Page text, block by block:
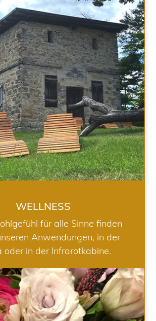
WELLNESS
WELLNESS
für alle Sinne finden
Anwendungen, in der
oder in der Infrarotkabine.